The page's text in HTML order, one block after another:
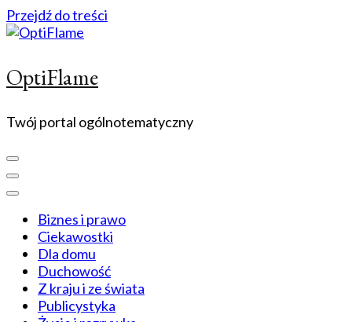
Przejdź do treści
OptiFlame
Twój portal ogólnotematyczny
Biznes i prawo
Ciekawostki
Dla domu
Duchowość
Z kraju i ze świata
Publicystyka